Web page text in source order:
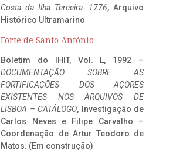
Costa da Ilha Terceira- 1776, Arquivo
Histórico Ultramarino
Forte de Santo António
Boletim do IHIT, Vol. L, 1992 –
DOCUMENTAÇÃO SOBRE AS
FORTIFICAÇÕES DOS AÇORES
EXISTENTES NOS ARQUIVOS DE
LISBOA – CATÁLOGO, Investigação de
Carlos Neves e Filipe Carvalho –
Coordenação de Artur Teodoro de
Matos. (Em construção)